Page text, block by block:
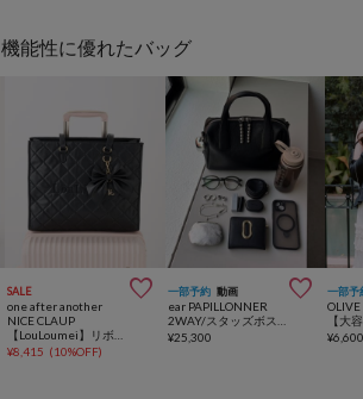
機能性に優れたバッグ
SALE 
one after another
NICE CLAUP
【LouLoumei】リボンチャーム付き刺繍ロゴキルティングキャリーオントート
¥8,415 (10%OFF)
一部予約 動画 
ear PAPILLONNER
2WAY/スタッズボストンバッグ《オケージョン/本革/500mlボトル収納OK/ショルダー付き》
¥25,300
一部予
¥